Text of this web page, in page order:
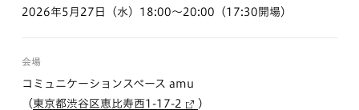
2026年5月27日（水）18:00〜20:00（17:30開場）
会場
コミュニケーションスペース amu
（ 東京都渋谷区恵比寿西1-17-2 ）